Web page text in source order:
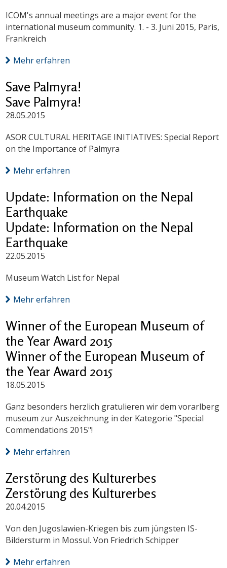
ICOM's annual meetings are a major event for the
international museum community. 1. - 3. Juni 2015, Paris,
Frankreich
Mehr erfahren
Save Palmyra!
Save Palmyra!
28.05.2015
ASOR CULTURAL HERITAGE INITIATIVES: Special Report
on the Importance of Palmyra
Mehr erfahren
Update: Information on the Nepal
Earthquake
Update: Information on the Nepal
Earthquake
22.05.2015
Museum Watch List for Nepal
Mehr erfahren
Winner of the European Museum of
the Year Award 2015
Winner of the European Museum of
the Year Award 2015
18.05.2015
Ganz besonders herzlich gratulieren wir dem vorarlberg
museum zur Auszeichnung in der Kategorie "Special
Commendations 2015"!
Mehr erfahren
Zerstörung des Kulturerbes
Zerstörung des Kulturerbes
20.04.2015
Von den Jugoslawien-Kriegen bis zum jüngsten IS-
Bildersturm in Mossul. Von Friedrich Schipper
Mehr erfahren